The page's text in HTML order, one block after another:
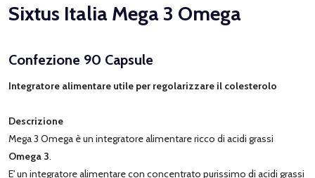
Sixtus Italia Mega 3 Omega
Confezione 90 Capsule
Integratore alimentare utile per regolarizzare il colesterolo
Descrizione
Mega 3 Omega è un integratore alimentarericco di acidi grassi
Omega 3.
E' un integratore alimentare con concentrato purissimo di acidi grassi